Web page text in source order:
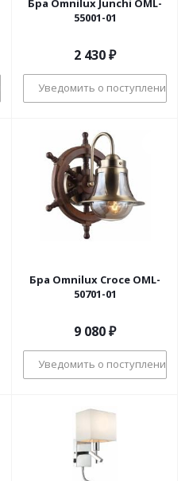
Бра Omnilux Junchi OML-
55001-01
2 430₽
Уведомить о поступлении
Бра Omnilux Croce OML-
50701-01
9 080₽
Уведомить о поступлении